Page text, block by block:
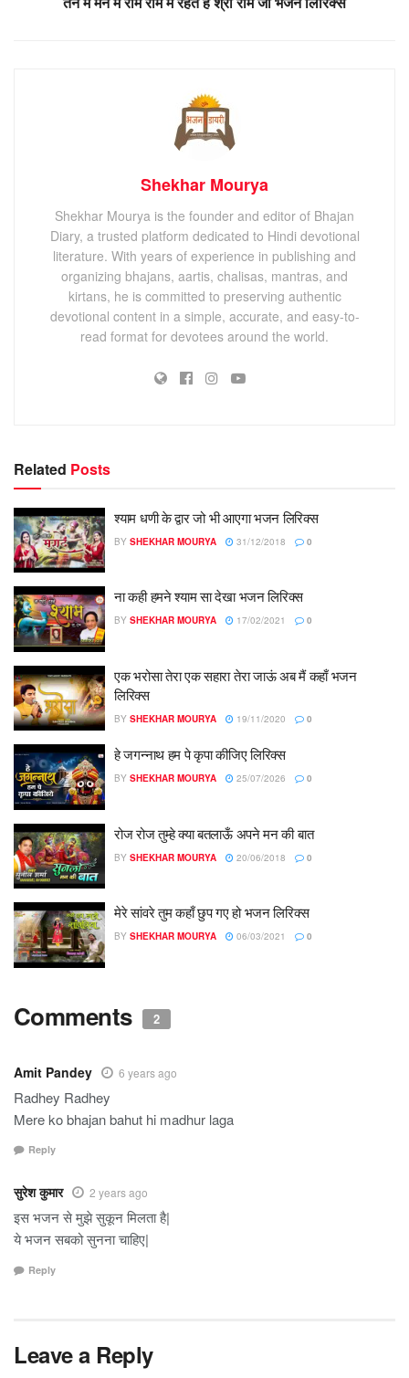
Shekhar Mourya
Shekhar Mourya is the founder and editor of Bhajan
Diary, a trusted platform dedicated to Hindi devotional
literature. With years of experience in publishing and
organizing bhajans, aartis, chalisas, mantras, and
kirtans, he is committed to preserving authentic
devotional content in a simple, accurate, and easy-to-
read format for devotees around the world.
Related Posts
श्याम धणी के द्वार जो भी आएगा भजन लिरिक्स
BY SHEKHAR MOURYA 31/12/2018 0
ना कही हमने श्याम सा देखा भजन लिरिक्स
BY SHEKHAR MOURYA 17/02/2021 0
एक भरोसा तेरा एक सहारा तेरा जाऊं अब मैं कहाँ भजन
लिरिक्स
BY SHEKHAR MOURYA 19/11/2020 0
हे जगन्नाथ हम पे कृपा कीजिए लिरिक्स
BY SHEKHAR MOURYA 25/07/2026 0
रोज रोज तुम्हे क्या बतलाऊँ अपने मन की बात
BY SHEKHAR MOURYA 20/06/2018 0
मेरे सांवरे तुम कहाँ छुप गए हो भजन लिरिक्स
BY SHEKHAR MOURYA 06/03/2021 0
Comments 2
Amit Pandey 6 years ago
Radhey Radhey
Mere ko bhajan bahut hi madhur laga
Reply
सुरेश कुमार 2 years ago
इस भजन से मुझे सुकून मिलता है|
ये भजन सबको सुनना चाहिए|
Reply
Leave a Reply